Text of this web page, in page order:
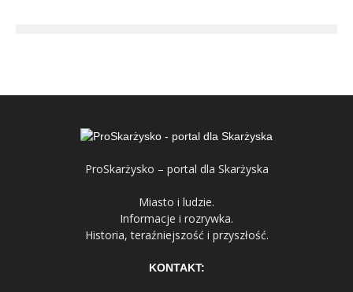
ProSkarżysko – portal dla Skarżyska
Miasto i ludzie.
Informacje i rozrywka.
Historia, teraźniejszość i przyszłość.
KONTAKT: